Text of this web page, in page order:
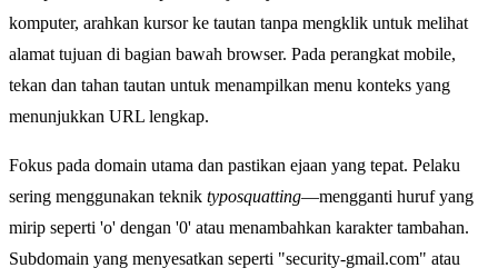
komputer, arahkan kursor ke tautan tanpa mengklik untuk melihat
alamat tujuan di bagian bawah browser. Pada perangkat mobile,
tekan dan tahan tautan untuk menampilkan menu konteks yang
menunjukkan URL lengkap.
Fokus pada domain utama dan pastikan ejaan yang tepat. Pelaku
sering menggunakan teknik typosquatting—mengganti huruf yang
mirip seperti 'o' dengan '0' atau menambahkan karakter tambahan.
Subdomain yang menyesatkan seperti "security-gmail.com" atau